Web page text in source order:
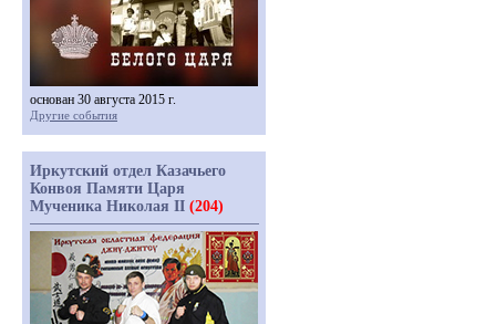
основан 30 августа 2015 г.
Другие события
Иркутский отдел Казачьего
Конвоя Памяти Царя
Мученика Николая II (204)